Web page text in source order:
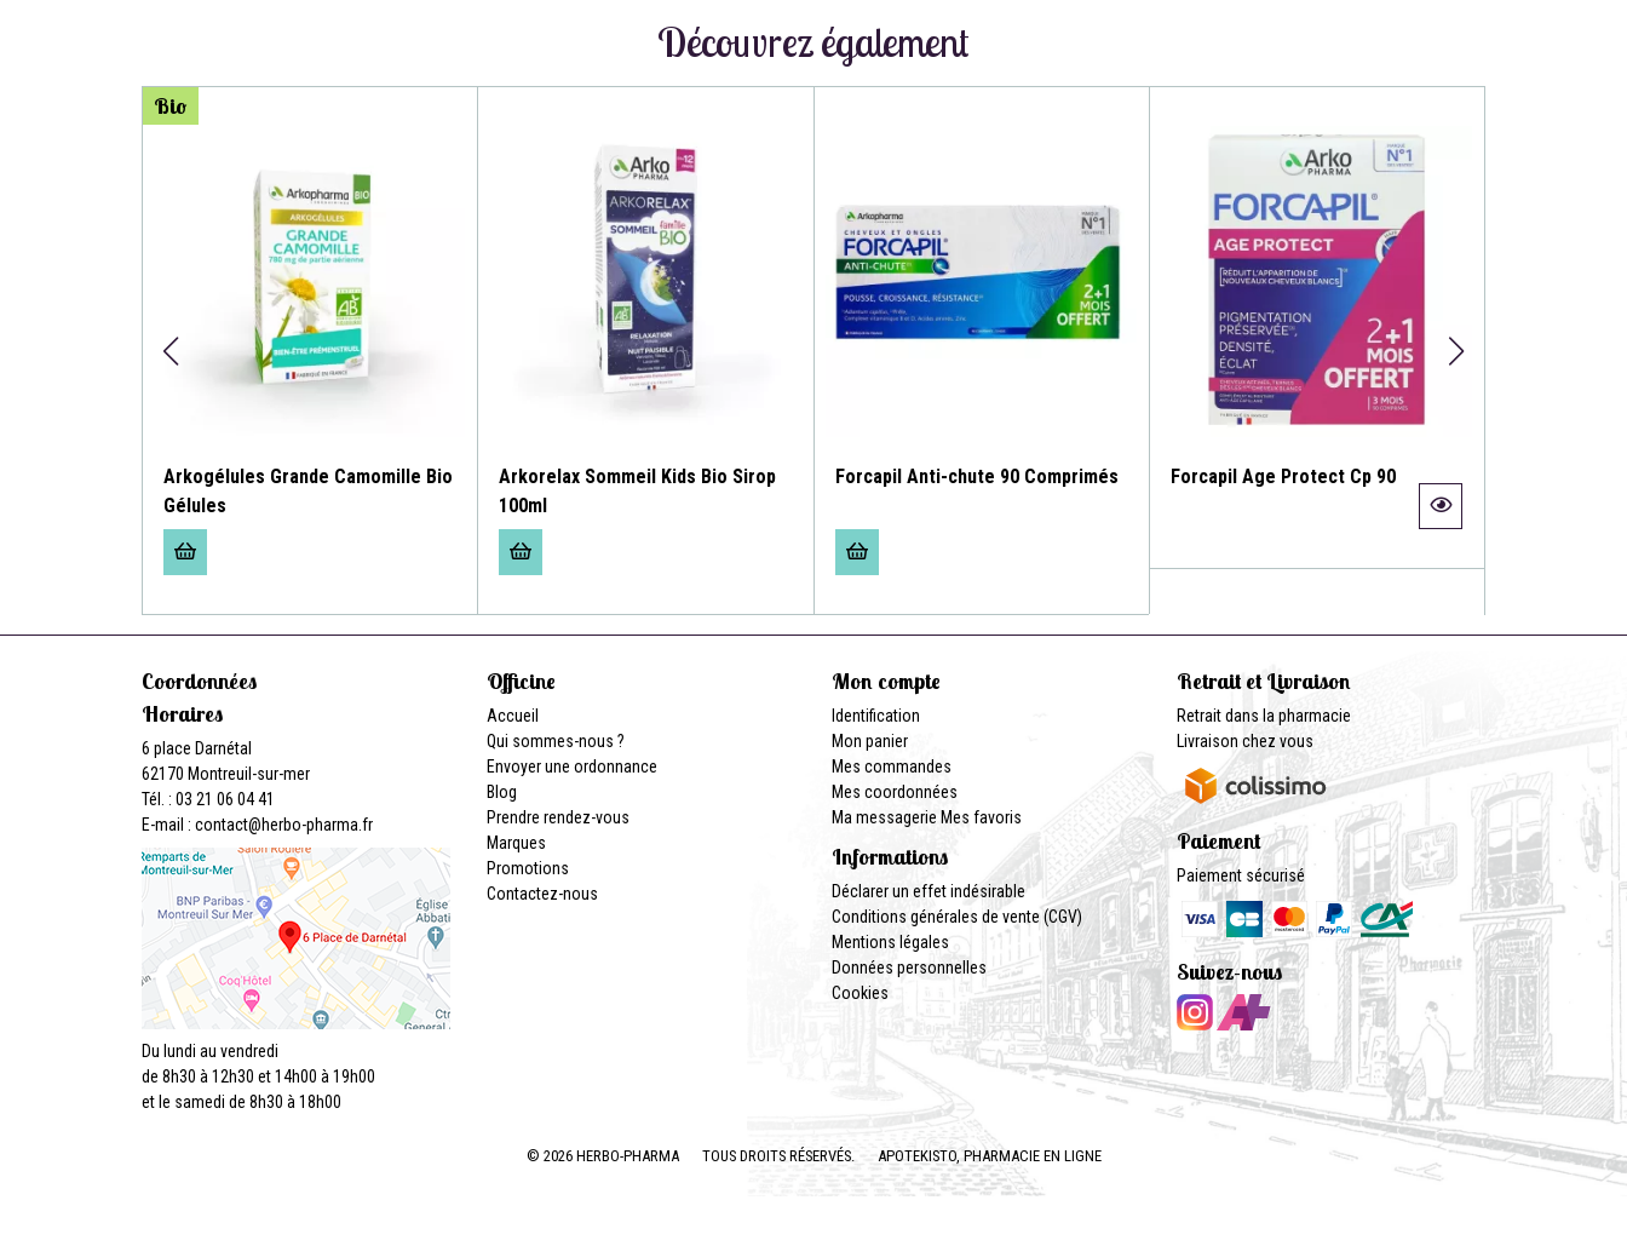
Découvrez également
Bio
Arkogélules Grande Camomille Bio
Gélules
Arkorelax Sommeil Kids Bio Sirop
100ml
Forcapil Anti-chute 90 Comprimés Forcapil Age Protect Cp 90
Coordonnées
Horaires
6 place Darnétal
62170 Montreuil-sur-mer
Tél. : 03 21 06 04 41
E-mail : contact@herbo-pharma.fr
Du lundi au vendredi
de 8h30 à 12h30 et 14h00 à 19h00
et le samedi de 8h30 à 18h00
Officine
Accueil
Qui sommes-nous ?
Envoyer une ordonnance
Blog
Prendre rendez-vous
Marques
Promotions
Contactez-nous
Mon compte
Identification
Mon panier
Mes commandes
Mes coordonnées
Ma messagerie Mes favoris
Informations
Déclarer un effet indésirable
Conditions générales de vente (CGV)
Mentions légales
Données personnelles
Cookies
Retrait et Livraison
Retrait dans la pharmacie
Livraison chez vous
Paiement
Paiement sécurisé
Suivez-nous
© 2026 HERBO-PHARMA TOUS DROITS RÉSERVÉS. APOTEKISTO, PHARMACIE EN LIGNE